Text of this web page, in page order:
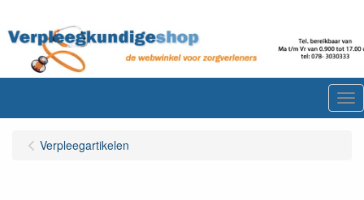
Verpleegartikelen